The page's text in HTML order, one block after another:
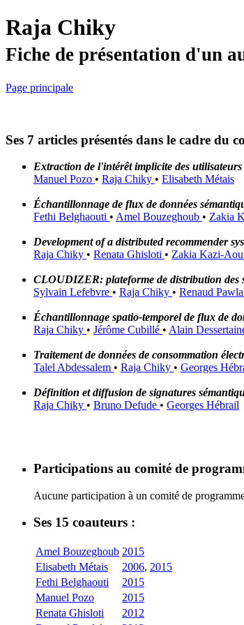
Raja Chiky
Fiche de présentation d'un
Page principale
Ses 7 articles présentés dans le cadre du
Extraction de l'intérêt implicite des utilisateurs
Manuel Pozo • Raja Chiky • Elisabeth Métais
Échantillonnage de flux de données
Fethi Belghaouti • Amel Bouzeghoub • Zakia
Development of a distributed recommender
Raja Chiky • Renata Ghisloti • Zakia Kazi-
CLOUDIZER: plateforme de distribution des
Sylvain Lefebvre • Raja Chiky • Renaud
Échantillonnage spatio-temporel de flux de
Raja Chiky • Jérôme Cubillé • Alain
Traitement de données de consommation
Talel Abdessalem • Raja Chiky • Georges
Définition et diffusion de signatures
Raja Chiky • Bruno Defude • Georges Hébrail
Participations au comité de
Aucune participation à un comité de
Ses 15 coauteurs :
Amel Bouzeghoub 2015
Elisabeth Métais
2006, 2015
Fethi Belghaouti
2015
Manuel Pozo
2015
Renata Ghisloti
2012